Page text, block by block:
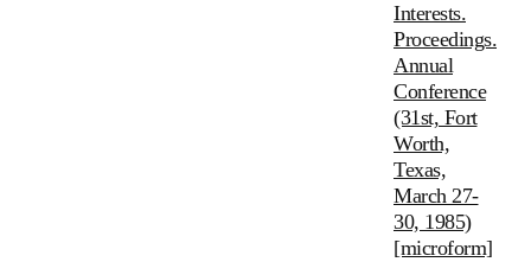
Interests.
Proceedings.
Annual
Conference
(31st, Fort
Worth,
Texas,
March 27-
30, 1985)
[microform]